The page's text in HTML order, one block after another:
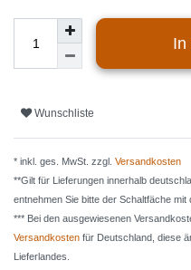
In
Wunschliste
* inkl. ges. MwSt. zzgl. Versandkosten
**Gilt für Lieferungen innerhalb
entnehmen Sie bitte der Schaltfäche mit
*** Bei den ausgewiesenen
Versandkosten für Deutschland, diese
Lieferlandes.